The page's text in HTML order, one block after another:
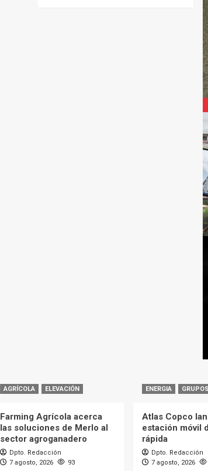
AGRÍCOLA ELEVACIÓN
Farming Agrícola acerca
las soluciones de Merlo al
sector agroganadero
Dpto. Redacción
7 agosto, 2026
93
ENERGIA GRUPOS
Atlas Copco
estación móvil
rápida
Dpto. Redacción
7 agosto, 2026